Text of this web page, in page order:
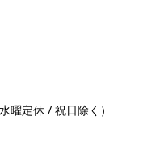
曜定休 / 祝日除く）